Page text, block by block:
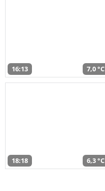
16:13 7,0 °C
18:18 6,3 °C